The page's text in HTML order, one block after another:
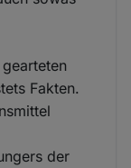
Fakten.
der